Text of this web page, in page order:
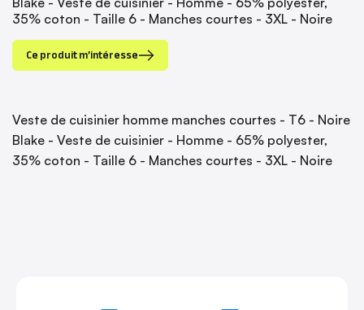
35% coton - Taille 6 - Manches courtes - 3XL - Noire
Ce produit m’intéresse
Veste de cuisinier homme manches courtes - T6 - Noire
Blake - Veste de cuisinier - Homme - 65% polyester,
35% coton - Taille 6 - Manches courtes - 3XL - Noire